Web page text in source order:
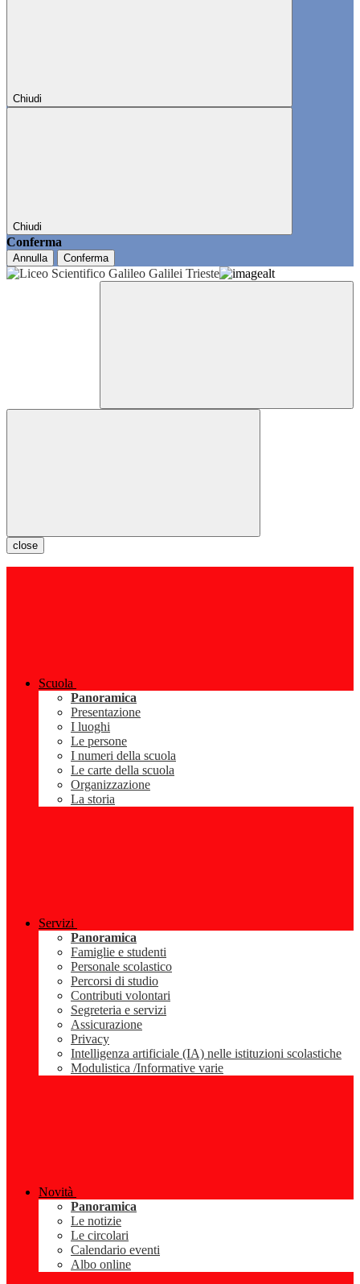
Chiudi
Chiudi
Conferma
Annulla Conferma
close
Scuola
Panoramica
Presentazione
I luoghi
Le persone
I numeri della scuola
Le carte della scuola
Organizzazione
La storia
Servizi
Panoramica
Famiglie e studenti
Personale scolastico
Percorsi di studio
Contributi volontari
Segreteria e servizi
Assicurazione
Privacy
Intelligenza artificiale (IA) nelle istituzioni scolastiche
Modulistica /Informative varie
Novità
Panoramica
Le notizie
Le circolari
Calendario eventi
Albo online